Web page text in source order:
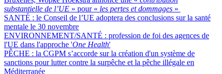
substantielle de l’UE » pour « les pertes et dommages »
SANTÉ : le Conseil de l’UE adoptera des conclusions sur la santé
mentale le 30 novembre
ENVIRONNEMENT/SANTÉ : profession de foi des agences de
l'UE dans l'approche 'One Health'
PÊCHE : la CGPM s’accorde sur la création d'un système de
sanctions pour lutter contre la surpêche et la pêche illégale en
Méditerranée